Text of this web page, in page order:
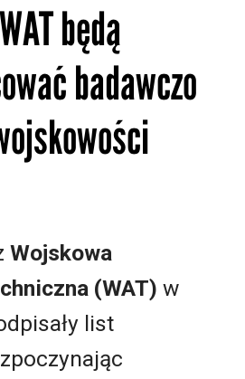
będą
badawczo
Wojskowa
(WAT) w
list